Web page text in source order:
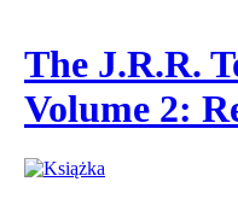
The J.R.R.
Volume 2: